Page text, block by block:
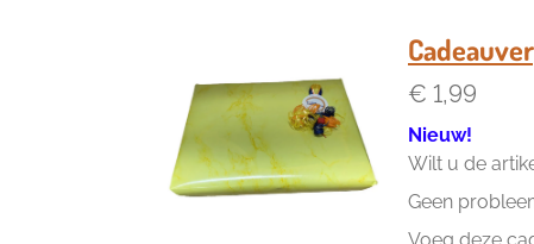
€ 1,99
Nieuw!
Wilt u de
Geen